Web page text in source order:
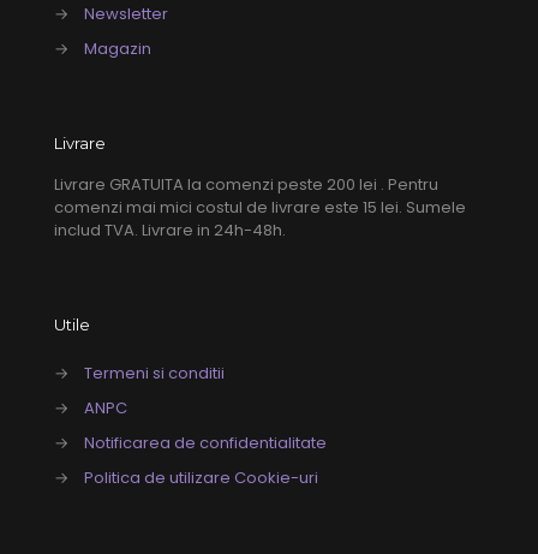
→
Newsletter
→
Magazin
Livrare
Livrare GRATUITA la comenzi peste 200 lei . Pentru
comenzi mai mici costul de livrare este 15 lei. Sumele
includ TVA. Livrare in 24h-48h.
Utile
→
Termeni si conditii
→
ANPC
→
Notificarea de confidentialitate
→
Politica de utilizare Cookie-uri